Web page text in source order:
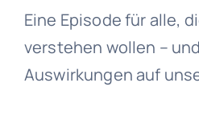
Eine Episode für alle,
verstehen wollen –
Auswirkungen auf